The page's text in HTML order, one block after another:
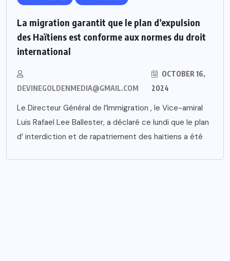
La migration garantit que le plan d’expulsion
des Haïtiens est conforme aux normes du droit
international
DEVINEGOLDENMEDIA@GMAIL.COM
OCTOBER 16,
2024
Le Directeur Général de l’Immigration , le Vice-amiral
Luis Rafael Lee Ballester, a déclaré ce lundi que le plan
d’ interdiction et de rapatriement des haïtiens a été